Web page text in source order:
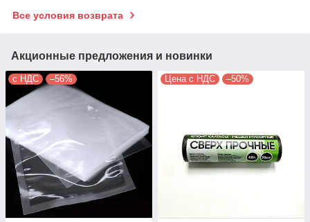
Все условия возврата
Акционные предложения и новинки
с НДС –56% Цена с НДС –50%